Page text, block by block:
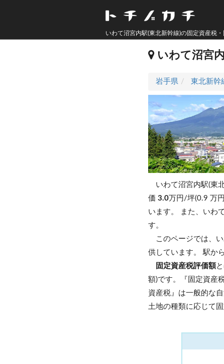
いわて沼宮内駅(東北新幹線)の固定資産税
いわて沼宮
岩手県 東北新幹
いわて沼宮内駅(東
価3.0万円/坪(0.9 万
います。
また、いわ
す。
このページでは、
供しています。 駅か
固定資産税評価額
額)です。『固定資産
資産税』は一般的な
土地の種類に応じて